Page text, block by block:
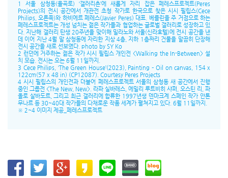
1 서울 삼청동(율곡로) ‘갤러리촌’에 새롭게 자리 잡은 페레스프로젝트(Peres
Projects)의 전시 공간에서 개관전 초청 작가로 한국으로 찾은 시시 필립스(Cece
Philips, 오른쪽)와 하비에르 페레스(Javier Peres) 대표. 베를린을 주 거점으로 하는
페레스프로젝트는 개성 넘치는 젊은 작가들과 협업하는 글로벌 갤러리로 성장하고 있
다. 지난해 갤러리 탄생 20주년을 맞이해 밀라노와 서울(신라호텔)에 전시 공간을 낸
데 이어 지난 4월 말 삼청동에 자리한 지상 4층, 지하 1층짜리 건물을 말끔히 단장해
전시 공간을 새로 선보였다. photo by SY Ko
2 런던에 거주하는 젊은 작가 시시 필립스 개인전 <Walking the In-Between> 설
치 모습. 전시는 오는 6월 11일까지.
3 Cece Philips, ‘The Green House’(2023), Painting – Oil on canvas, 154 x
122cm(57 x 48 in) (CP12087). Courtesy Peres Projects
4 시시 필립스의 개인전과 더불어 페레스프로젝트 서울의 삼청동 새 공간에서 진행
중인 그룹전 <The New, New>. 라파 실바레스, 에밀리 루트비히 샤퍼, 오스틴 리, 파
올로 살바도르, 그리고 최근 갤러리에 합류한 1997년생 덴마크계 스페인 작가 안톤
무나르 등 30~40대 작가들의 다채로운 작품 세계가 펼쳐지고 있다. 6월 11일까지.
※ 2~4 이미지 제공_페레스프로젝트